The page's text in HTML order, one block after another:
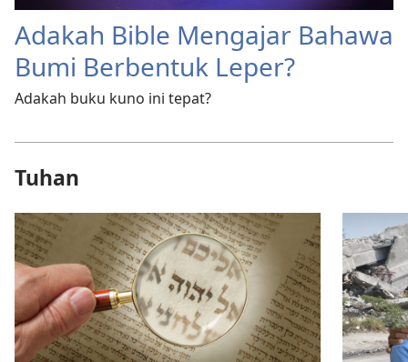
Adakah Bible Mengajar Bahawa
Bumi Berbentuk Leper?
Adakah buku kuno ini tepat?
Tuhan